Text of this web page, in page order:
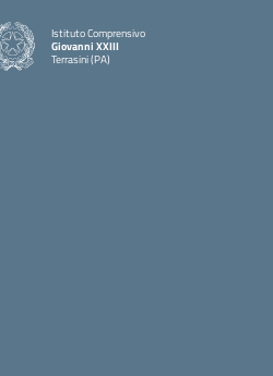
Istituto Comprensivo
Giovanni XXIII
Terrasini (PA)